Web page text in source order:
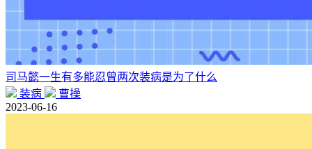
司马懿一生有多能忍曾两次装病是为了什么
装病
曹操
2023-06-16